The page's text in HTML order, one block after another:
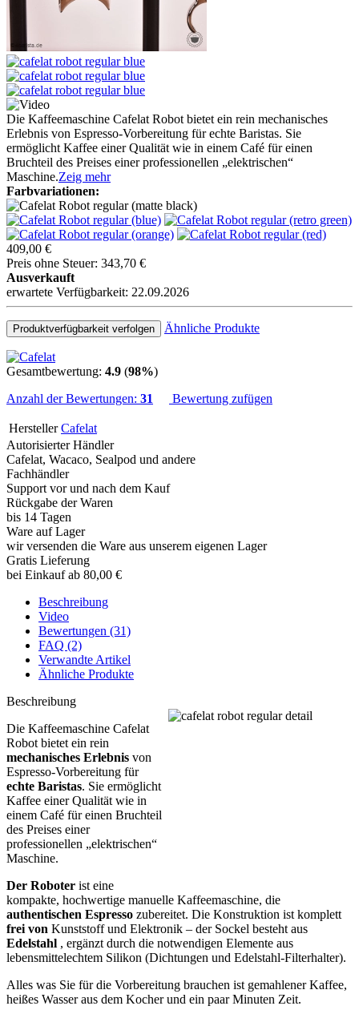
Die Kaffeemaschine Cafelat Robot bietet ein rein mechanisches
Erlebnis von Espresso-Vorbereitung für echte Baristas. Sie
ermöglicht Kaffee einer Qualität wie in einem Café für einen
Bruchteil des Preises einer professionellen „elektrischen“
Maschine.Zeig mehr
Farbvariationen:
409,00 €
Preis ohne Steuer: 343,70 €
Ausverkauft
erwartete Verfügbarkeit: 22.09.2026
Produktverfügbarkeit verfolgen Ähnliche Produkte
Gesamtbewertung: 4.9 (98%)
Anzahl der Bewertungen: 31 Bewertung zufügen
Hersteller Cafelat
Autorisierter Händler
Cafelat, Wacaco, Sealpod und andere
Fachhändler
Support vor und nach dem Kauf
Rückgabe der Waren
bis 14 Tagen
Ware auf Lager
wir versenden die Ware aus unserem eigenen Lager
Gratis Lieferung
bei Einkauf ab 80,00 €
Beschreibung
Video
Bewertungen (31)
FAQ (2)
Verwandte Artikel
Ähnliche Produkte
Beschreibung
Die Kaffeemaschine Cafelat
Robot bietet ein rein
mechanisches Erlebnis von
Espresso-Vorbereitung für
echte Baristas. Sie ermöglicht
Kaffee einer Qualität wie in
einem Café für einen Bruchteil
des Preises einer
professionellen „elektrischen“
Maschine.
Der Roboter ist eine
kompakte, hochwertige manuelle Kaffeemaschine, die
authentischen Espresso zubereitet. Die Konstruktion ist komplett
frei von Kunststoff und Elektronik – der Sockel besteht aus
Edelstahl , ergänzt durch die notwendigen Elemente aus
lebensmittelechtem Silikon (Dichtungen und Edelstahl-Filterhalter).
Alles was Sie für die Vorbereitung brauchen ist gemahlener Kaffee,
heißes Wasser aus dem Kocher und ein paar Minuten Zeit.